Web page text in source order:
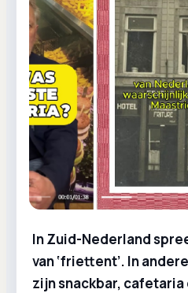
In Zuid-Nederland
van ‘friettent’. In
zijn snackbar, cafetaria